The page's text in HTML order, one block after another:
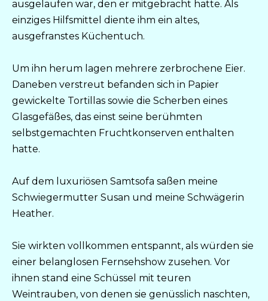
ausgelaufen war, den er mitgebracht hatte. Als
einziges Hilfsmittel diente ihm ein altes,
ausgefranstes Küchentuch.
Um ihn herum lagen mehrere zerbrochene Eier.
Daneben verstreut befanden sich in Papier
gewickelte Tortillas sowie die Scherben eines
Glasgefäßes, das einst seine berühmten
selbstgemachten Fruchtkonserven enthalten
hatte.
Auf dem luxuriösen Samtsofa saßen meine
Schwiegermutter Susan und meine Schwägerin
Heather.
Sie wirkten vollkommen entspannt, als würden sie
einer belanglosen Fernsehshow zusehen. Vor
ihnen stand eine Schüssel mit teuren
Weintrauben, von denen sie genüsslich naschten,